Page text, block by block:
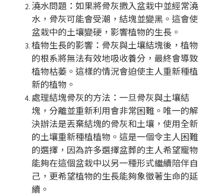
澆水問題：如果將骨灰撒入盆栽中並經常澆
水，骨灰可能會受潮，結塊並變黑。這會使
盆栽中的土壤變硬，影響植物的生長。
植物生長的影響：骨灰與土壤結塊後，植物
的根系將無法有效地吸收養分，最終會導致
植物枯萎。這樣的情況會迫使主人重新種植
新的植物。
處理結塊骨灰的方法：一旦骨灰與土壤結
塊，分離並重新利用會非常困難。唯一的解
決辦法是丟棄結塊的骨灰和土壤，使用全新
的土壤重新種植植物。這是一個令主人困難
的選擇，因為許多選擇盆葬的主人希望寵物
能夠在這個盆栽中以另一種形式繼續陪伴自
己，更希望植物的生長能夠象徵著生命的延
續。